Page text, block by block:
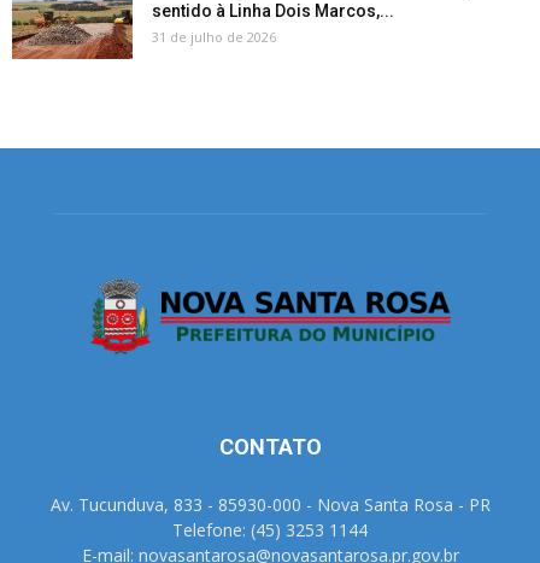
sentido à Linha Dois Marcos,...
31 de julho de 2026
CONTATO
Av. Tucunduva, 833 - 85930-000 - Nova Santa Rosa - PR
Telefone: (45) 3253 1144
E-mail: novasantarosa@novasantarosa.pr.gov.br